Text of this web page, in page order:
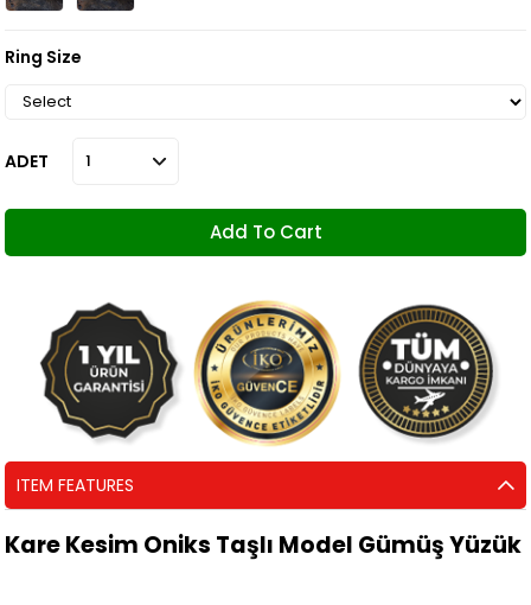
Ring Size
ADET
ITEM FEATURES
Kare Kesim Oniks Taşlı Model Gümüş Yüzük